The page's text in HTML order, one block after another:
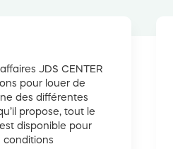
JDS CENTER
pour louer de
des différentes
propose, tout le
disponible pour
conditions